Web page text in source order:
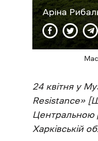
Аріна
24 квітня у
Resistance»
Центральною
Харківській